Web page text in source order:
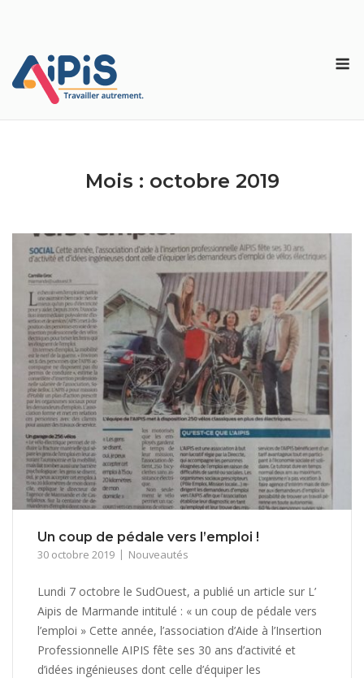
Mois : octobre 2019
Un coup de pédale vers l’emploi !
30 octobre 2019 Nouveautés
Lundi 7 octobre le SudOuest, a publié un article sur L’
Aipis de Marmande intitulé : « un coup de pédale vers
l’emploi » Cette année, l’association d’Aide à l’Insertion
Professionnelle AIPIS fête ses 30 ans d’activité et
d’idées ingénieuses dont celle d’équiper les